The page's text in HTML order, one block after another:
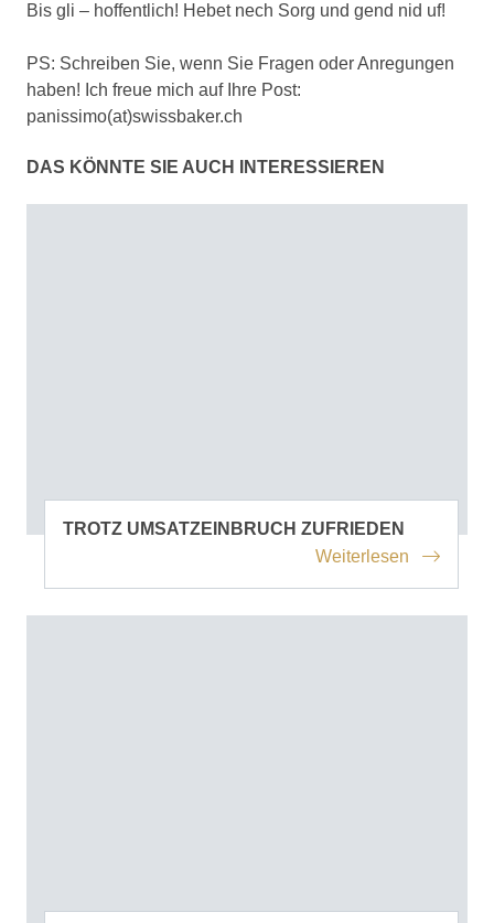
Bis gli – hoffentlich! Hebet nech Sorg und gend nid uf!
PS: Schreiben Sie, wenn Sie Fragen oder Anregungen
haben! Ich freue mich auf Ihre Post:
panissimo(at)swissbaker.ch
DAS KÖNNTE SIE AUCH INTERESSIEREN
TROTZ UMSATZEINBRUCH ZUFRIEDEN
Weiterlesen